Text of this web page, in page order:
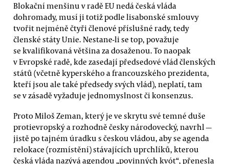
Blokační menšinu v radě EU nedá česká vláda
dohromady, musí ji totiž podle lisabonské smlouvy
tvořit nejméně čtyři členové příslušné rady, tedy
členské státy Unie. Nestane-li se top, považuje
se kvalifikovaná většina za dosaženou. To naopak
v Evropské radě, kde zasedají předsedové vlád členských
států (včetně kyperského a francouzského prezidenta,
kteří jsou ale také předsedy svých vlád), neplatí, tam
se v zásadě vyžaduje jednomyslnost či konsenzus.
Proto Miloš Zeman, který je ve skrytu své temné duše
protievropský a rozhodně česky národovecký, navrhl —
jistě po tajném úradku s českou vládou, aby se agenda
relokace (rozmístění) stávajících uprchlíků, kterou
česká vláda nazývá agendou „povinných kvót“, přenesla